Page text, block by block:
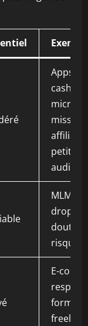
Apps de
micro-
petites
MLM,
risqués
E-